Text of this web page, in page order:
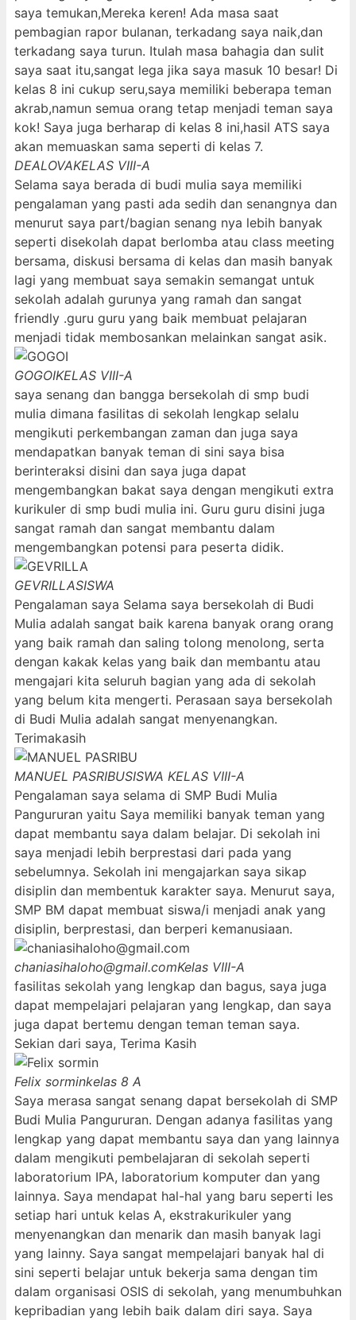
saya temukan,Mereka keren! Ada masa saat
pembagian rapor bulanan, terkadang saya naik,dan
terkadang saya turun. Itulah masa bahagia dan sulit
saya saat itu,sangat lega jika saya masuk 10 besar! Di
kelas 8 ini cukup seru,saya memiliki beberapa teman
akrab,namun semua orang tetap menjadi teman saya
kok! Saya juga berharap di kelas 8 ini,hasil ATS saya
akan memuaskan sama seperti di kelas 7.
DEALOVAKELAS VIII-A
Selama saya berada di budi mulia saya memiliki
pengalaman yang pasti ada sedih dan senangnya dan
menurut saya part/bagian senang nya lebih banyak
seperti disekolah dapat berlomba atau class meeting
bersama, diskusi bersama di kelas dan masih banyak
lagi yang membuat saya semakin semangat untuk
sekolah adalah gurunya yang ramah dan sangat
friendly .guru guru yang baik membuat pelajaran
menjadi tidak membosankan melainkan sangat asik.
GOGOIKELAS VIII-A
saya senang dan bangga bersekolah di smp budi
mulia dimana fasilitas di sekolah lengkap selalu
mengikuti perkembangan zaman dan juga saya
mendapatkan banyak teman di sini saya bisa
berinteraksi disini dan saya juga dapat
mengembangkan bakat saya dengan mengikuti extra
kurikuler di smp budi mulia ini. Guru guru disini juga
sangat ramah dan sangat membantu dalam
mengembangkan potensi para peserta didik.
GEVRILLASISWA
Pengalaman saya Selama saya bersekolah di Budi
Mulia adalah sangat baik karena banyak orang orang
yang baik ramah dan saling tolong menolong, serta
dengan kakak kelas yang baik dan membantu atau
mengajari kita seluruh bagian yang ada di sekolah
yang belum kita mengerti. Perasaan saya bersekolah
di Budi Mulia adalah sangat menyenangkan.
Terimakasih
MANUEL PASRIBUSISWA KELAS VIII-A
Pengalaman saya selama di SMP Budi Mulia
Pangururan yaitu Saya memiliki banyak teman yang
dapat membantu saya dalam belajar. Di sekolah ini
saya menjadi lebih berprestasi dari pada yang
sebelumnya. Sekolah ini mengajarkan saya sikap
disiplin dan membentuk karakter saya. Menurut saya,
SMP BM dapat membuat siswa/i menjadi anak yang
disiplin, berprestasi, dan berperi kemanusiaan.
chaniasihaloho@gmail.comKelas VIII-A
fasilitas sekolah yang lengkap dan bagus, saya juga
dapat mempelajari pelajaran yang lengkap, dan saya
juga dapat bertemu dengan teman teman saya.
Sekian dari saya, Terima Kasih
Felix sorminkelas 8 A
Saya merasa sangat senang dapat bersekolah di SMP
Budi Mulia Pangururan. Dengan adanya fasilitas yang
lengkap yang dapat membantu saya dan yang lainnya
dalam mengikuti pembelajaran di sekolah seperti
laboratorium IPA, laboratorium komputer dan yang
lainnya. Saya mendapat hal-hal yang baru seperti les
setiap hari untuk kelas A, ekstrakurikuler yang
menyenangkan dan menarik dan masih banyak lagi
yang lainny. Saya sangat mempelajari banyak hal di
sini seperti belajar untuk bekerja sama dengan tim
dalam organisasi OSIS di sekolah, yang menumbuhkan
kepribadian yang lebih baik dalam diri saya. Saya